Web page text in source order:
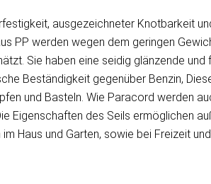
ausgezeichneter Knotbarkeit
PP werden wegen dem geringen
Sie haben eine seidig glänzende und
Beständigkeit gegenüber Benzin,
und Basteln. Wie Paracord werden
Eigenschaften des Seils ermöglichen
Haus und Garten, sowie bei Freizeit